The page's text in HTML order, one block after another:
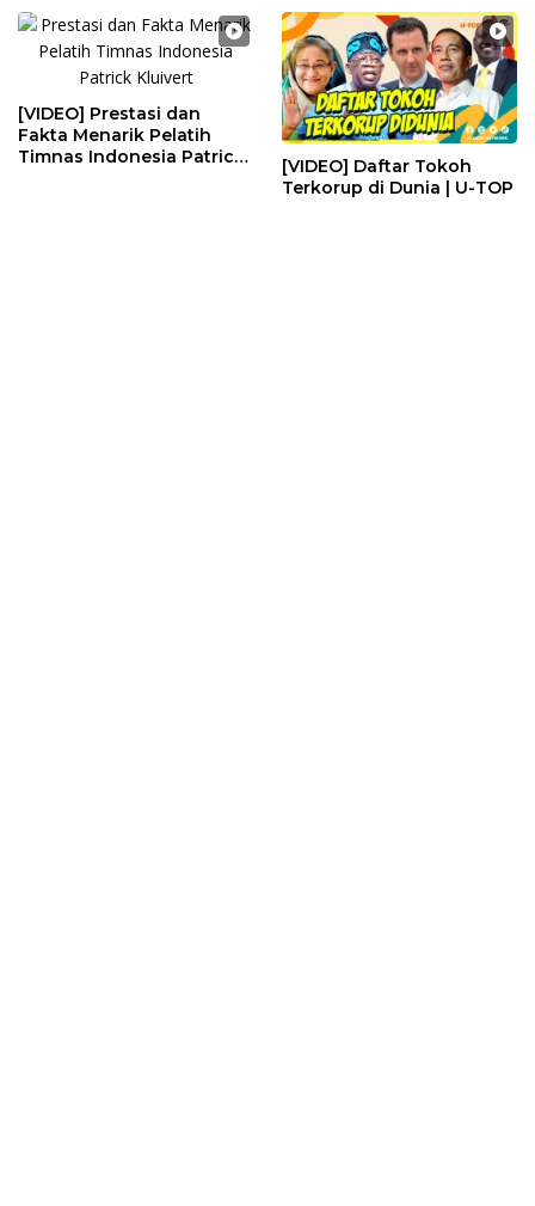
[VIDEO] Prestasi dan
Fakta Menarik Pelatih
Timnas Indonesia Patrick
[VIDEO] Daftar Tokoh
Terkorup di Dunia | U-TOP